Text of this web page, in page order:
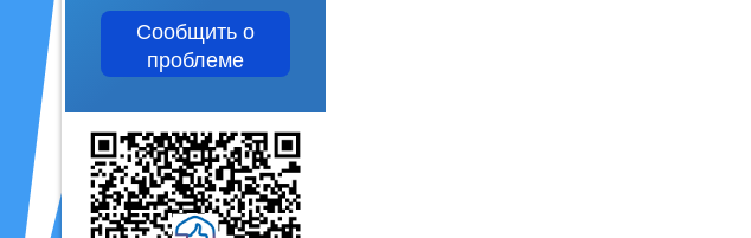
Сообщить о
проблеме